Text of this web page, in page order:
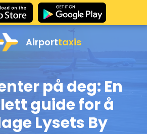
Airporttaxis
på deg: En
guide for å
Lysets By